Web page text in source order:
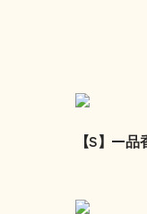
【S】一